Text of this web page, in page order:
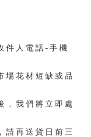
件人電話-手機
場花材短缺或品
，我們將立即處
請再送貨日前三